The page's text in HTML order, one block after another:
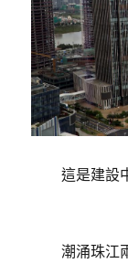
這是建設中
潮涌珠江